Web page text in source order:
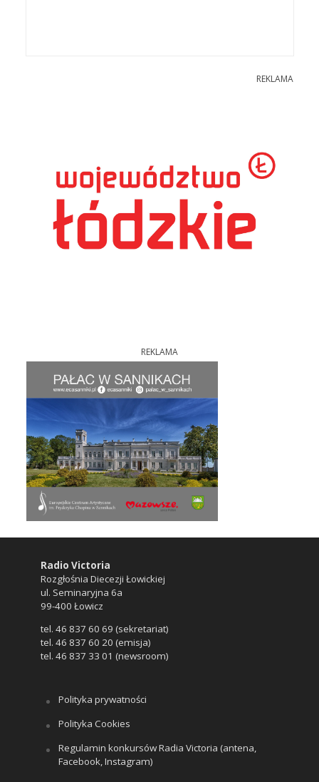
REKLAMA
REKLAMA
Radio Victoria
Rozgłośnia Diecezji Łowickiej
ul. Seminaryjna 6a
99-400 Łowicz
tel. 46 837 60 69 (sekretariat)
tel. 46 837 60 20 (emisja)
tel. 46 837 33 01 (newsroom)
Polityka prywatności
Polityka Cookies
Regulamin konkursów Radia Victoria (antena,
Facebook, Instagram)